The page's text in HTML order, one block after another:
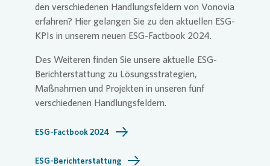
den verschiedenen Handlungsfeldern von Vonovia
erfahren? Hier gelangen Sie zu den aktuellen ESG-
KPIs in unserem neuen ESG-Factbook 2024.
Des Weiteren finden Sie unsere aktuelle ESG-
Berichterstattung zu Lösungsstrategien,
Maßnahmen und Projekten in unseren fünf
verschiedenen Handlungsfeldern.
ESG-Factbook 2024
ESG-Berichterstattung